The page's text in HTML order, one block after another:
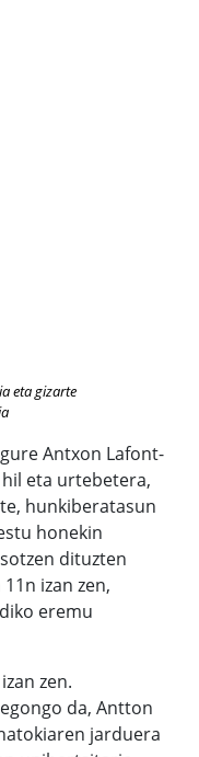
eta gizarte
Antxon Lafont-
eta urtebetera,
hunkiberatasun
honekin
dituzten
izan zen,
eremu
zen.
da, Antton
jarduera